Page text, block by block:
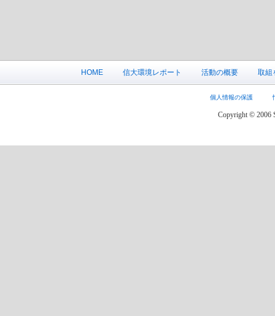
HOME 信大環境レポート 活動の概要 取組
個人情報の保護
Copyright © 2006